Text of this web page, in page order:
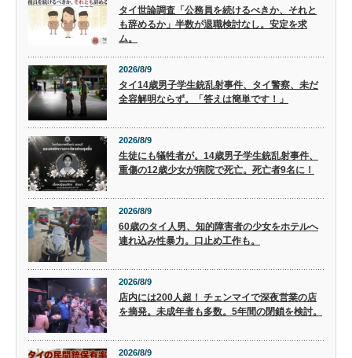
タイ世論調査「公務員を続けるべきか、それと
も辞めるか」半数が退職検討なし。安定を求
ム。
2026/8/9
タイ14歳男子学生銃乱射事件、タイ警察、未だ
全容解明ならず。「答えは簡単です！」
2026/8/9
生徒にも犠牲者が。14歳男子学生銃乱射事件、
重傷の12歳少女が病院で死亡。死亡者9名に！
2026/8/9
60歳のタイ人男、知的障害者の少女をホテルへ
連れ込み性暴力。口止め工作も。
2026/8/9
店内には200人超！ チェンマイで深夜営業の店
を摘発。未成年者も多数。5年間の閉鎖を検討。
2026/8/9